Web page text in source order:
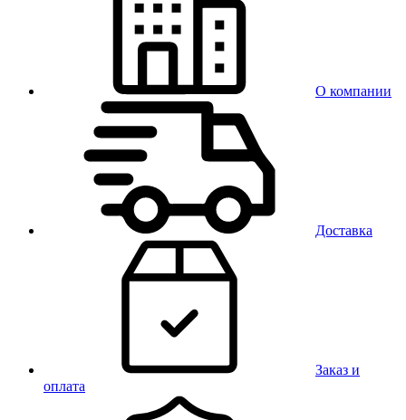
О компании
Доставка
Заказ и
оплата